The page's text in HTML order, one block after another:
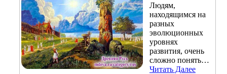
Людям,
находящимся на
разных
эволюционных
уровнях
развития, очень
сложно понять…
Читать Далее